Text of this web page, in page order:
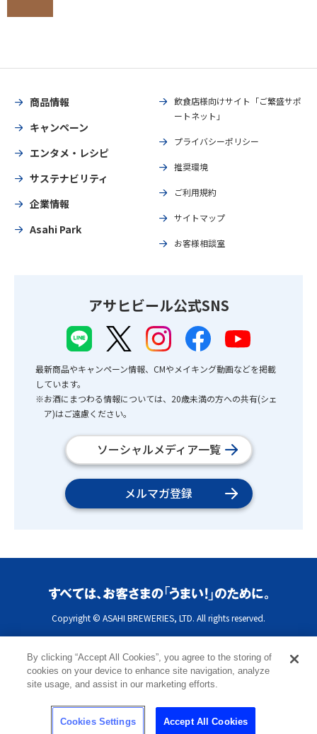
商品情報
キャンペーン
エンタメ・レシピ
サステナビリティ
企業情報
Asahi Park
飲食店様向けサイト「ご繁盛サポ
ートネット」
プライバシーポリシー
推奨環境
ご利用規約
サイトマップ
お客様相談室
アサヒビール公式SNS
最新商品やキャンペーン情報、CMやメイキング動画などを掲載
しています。
※お酒にまつわる情報については、20歳未満の方への共有(シェ
ア)はご遠慮ください。
ソーシャルメディア一覧
メルマガ登録
Copyright © ASAHI BREWERIES, LTD. All rights reserved.
By clicking “Accept All Cookies”, you agree to the storing of
cookies on your device to enhance site navigation, analyze
site usage, and assist in our marketing efforts.
Cookies Settings Accept All Cookies